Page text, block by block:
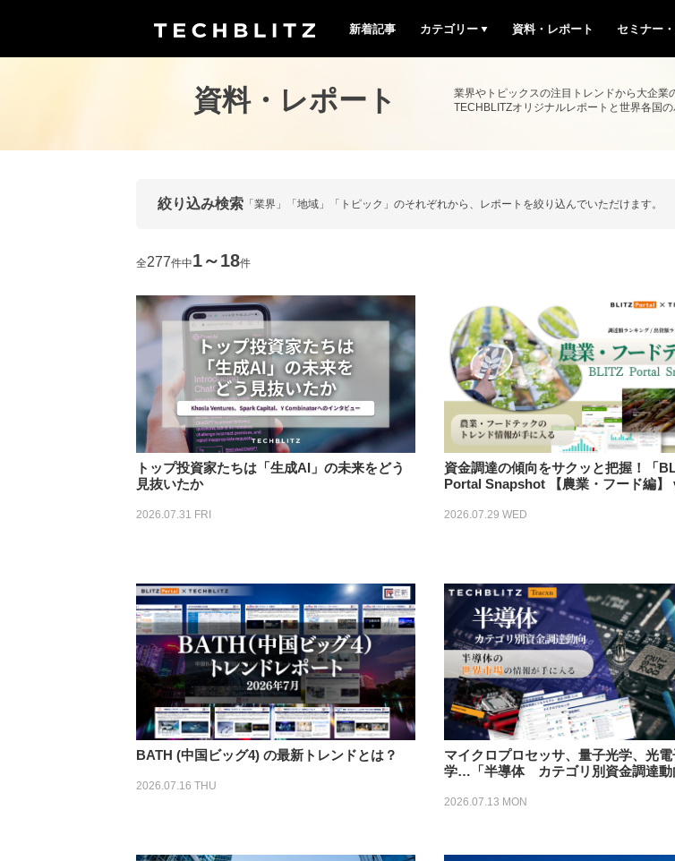
新着記事 カテゴリー 資料・レポート セミナー
資料・レポート
業界やトピックスの注目トレンドから大企業
TECHBLITZオリジナルレポートと世界各国
絞り込み検索 「業界」「地域」「トピック」のそれぞれから、レポートを絞り込んでいただけます。
全277件中1～18件
トップ投資家たちは「生成AI」の未来をどう
見抜いたか
2026.07.31 FRI
資⾦調達の傾向をサクッと把握！「
Portal Snapshot 【農業・フード編】
2026.07.29 WED
BATH (中国ビッグ4) の最新トレンドとは？
2026.07.16 THU
マイクロプロセッサ、量子光学、光
学…「半導体 カテゴリ別資金調達動
2026.07.13 MON